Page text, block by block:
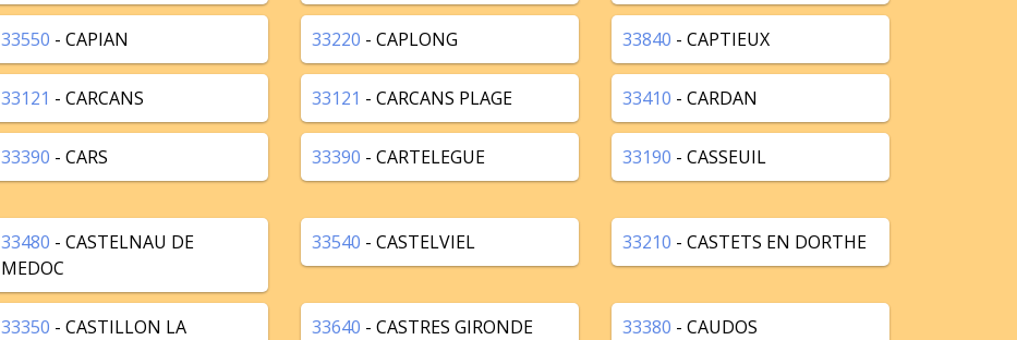
33550 - CAPIAN 33220 - CAPLONG 33840 - CAPTIEUX
33121 - CARCANS 33121 - CARCANS PLAGE 33410 - CARDAN
33390 - CARS 33390 - CARTELEGUE 33190 - CASSEUIL
33480 - CASTELNAU DE
MEDOC
33540 - CASTELVIEL 33210 - CASTETS EN DORTHE
33350 - CASTILLON LA
33640 - CASTRES GIRONDE 33380 - CAUDOS